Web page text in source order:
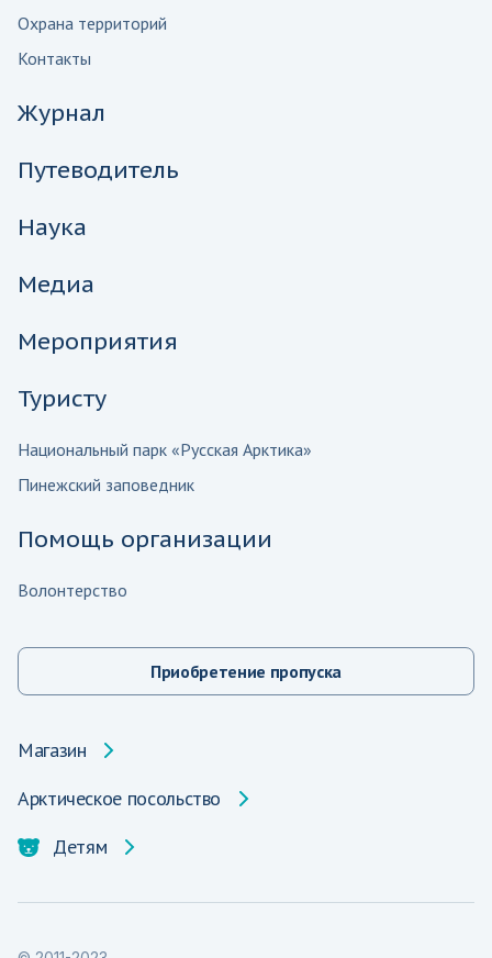
Охрана территорий
Контакты
Журнал
Путеводитель
Наука
Медиа
Мероприятия
Туристу
Национальный парк «Русская Арктика»
Пинежский заповедник
Помощь организации
Волонтерство
Приобретение пропуска
Магазин
Арктическое посольство
Детям